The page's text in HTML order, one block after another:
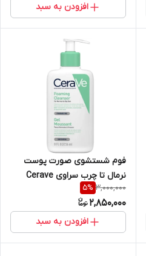
افزودن به سبد
فوم شستشوی صورت پوست
نرمال تا چرب سراوی Cerave
حجم 236 میل
3,000,000
5%
2,850,000
افزودن به سبد